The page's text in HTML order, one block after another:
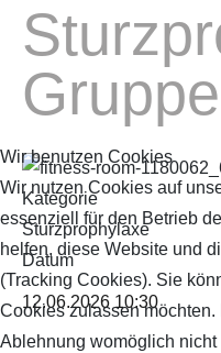
Kategorie
Sturzprophylaxe
Datum
12.06.2026 10:30
Wir benutzen Cookies
Wir nutzen Cookies auf
essenziell für den Betrieb
helfen, diese Website und
(Tracking Cookies). Sie
Cookies zulassen
Ablehnung womöglich